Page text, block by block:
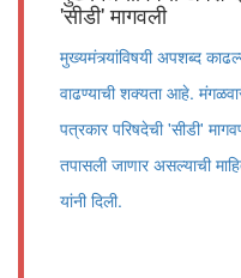
'सीडी' मागवली
मुख्यमंत्र्यांविषयी अपशब्द
वाढण्याची शक्यता आहे.
पत्रकार परिषदेची 'सीडी'
तपासली जाणार असल्याची
यांनी दिली.